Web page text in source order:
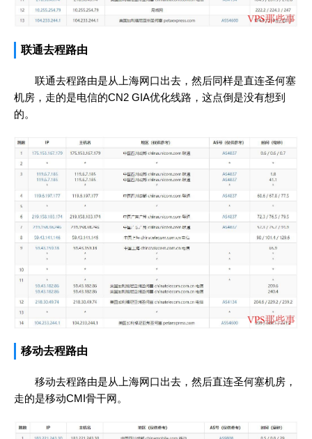
联通去程路由
联通去程路由是从上海网口出去，然后同样是直连圣何塞
机房，走的是电信的CN2 GIA优化线路，这点倒是没有想到
的。
移动去程路由
移动去程路由是从上海网口出去，然后直连圣何塞机房，
走的是移动CMI骨干网。